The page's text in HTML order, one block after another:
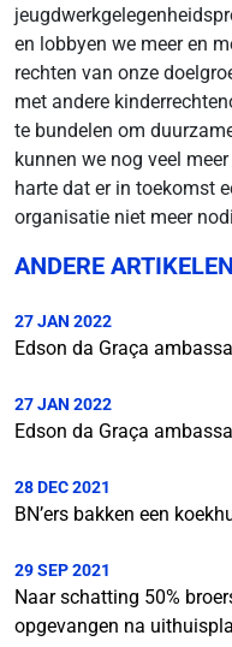
en lobbyen we meer en
rechten van onze
met andere
te bundelen om
kunnen we nog veel
harte dat er in toekomst
organisatie niet meer
ANDERE
27 JAN 2022
Edson da Graça
27 JAN 2022
Edson da Graça
28 DEC 2021
BN’ers bakken een
29 SEP 2021
Naar schatting 50%
opgevangen na